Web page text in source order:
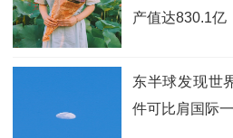
产值达830.1亿
东半球发现世
件可比肩国际